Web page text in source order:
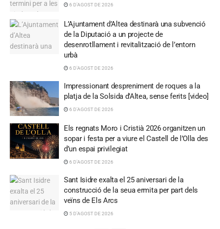
6 D'AGOST DE 2026
L’Ajuntament d’Altea destinarà una subvenció
de la Diputació a un projecte de
desenrotllament i revitalització de l’entorn
urbà
6 D'AGOST DE 2026
Impressionant despreniment de roques a la
platja de la Solsida d’Altea, sense ferits [video]
6 D'AGOST DE 2026
Els regnats Moro i Cristià 2026 organitzen un
sopar i festa per a viure el Castell de l’Olla des
d’un espai privilegiat
6 D'AGOST DE 2026
Sant Isidre exalta el 25 aniversari de la
construcció de la seua ermita per part dels
veïns de Els Arcs
5 D'AGOST DE 2026